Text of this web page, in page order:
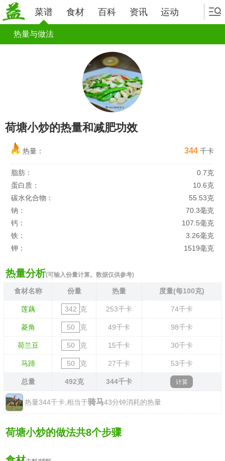
菜谱 食材 百科 资讯 运动
热量与做法
荷塘小炒的热量和减肥功效
热量： 344 千卡
脂肪：
0.7克
蛋白质：
10.6克
碳水化合物：
55.53克
钠：
70.3毫克
钙：
107.5毫克
铁：
3.26毫克
钾：
1519毫克
热量分析(可输入份量计算。数据仅供参考)
食材名称 份量 热量 度量(每100克)
莲藕 克 253千卡 74千卡
菱角 克 49千卡 98千卡
荷兰豆 克 15千卡 30千卡
马蹄 克 27千卡 53千卡
总量 492克 344千卡
热量344千卡,相当于骑马43分钟消耗的热量
荷塘小炒的做法共8个步骤